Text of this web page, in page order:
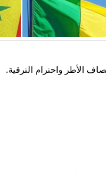
الأطر واحترام الترقية.